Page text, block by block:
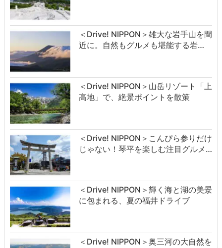
＜Drive! NIPPON＞雄大な岩手山を間
近に。自然もグルメも堪能する岩…
＜Drive! NIPPON＞山岳リゾート「上
高地」で、絶景ポイントを散策
＜Drive! NIPPON＞こんぴら参りだけ
じゃない！琴平を楽しむ注目グルメ…
＜Drive! NIPPON＞輝く海と湖の美景
に包まれる、夏の福井ドライブ
＜Drive! NIPPON＞奥三河の大自然を